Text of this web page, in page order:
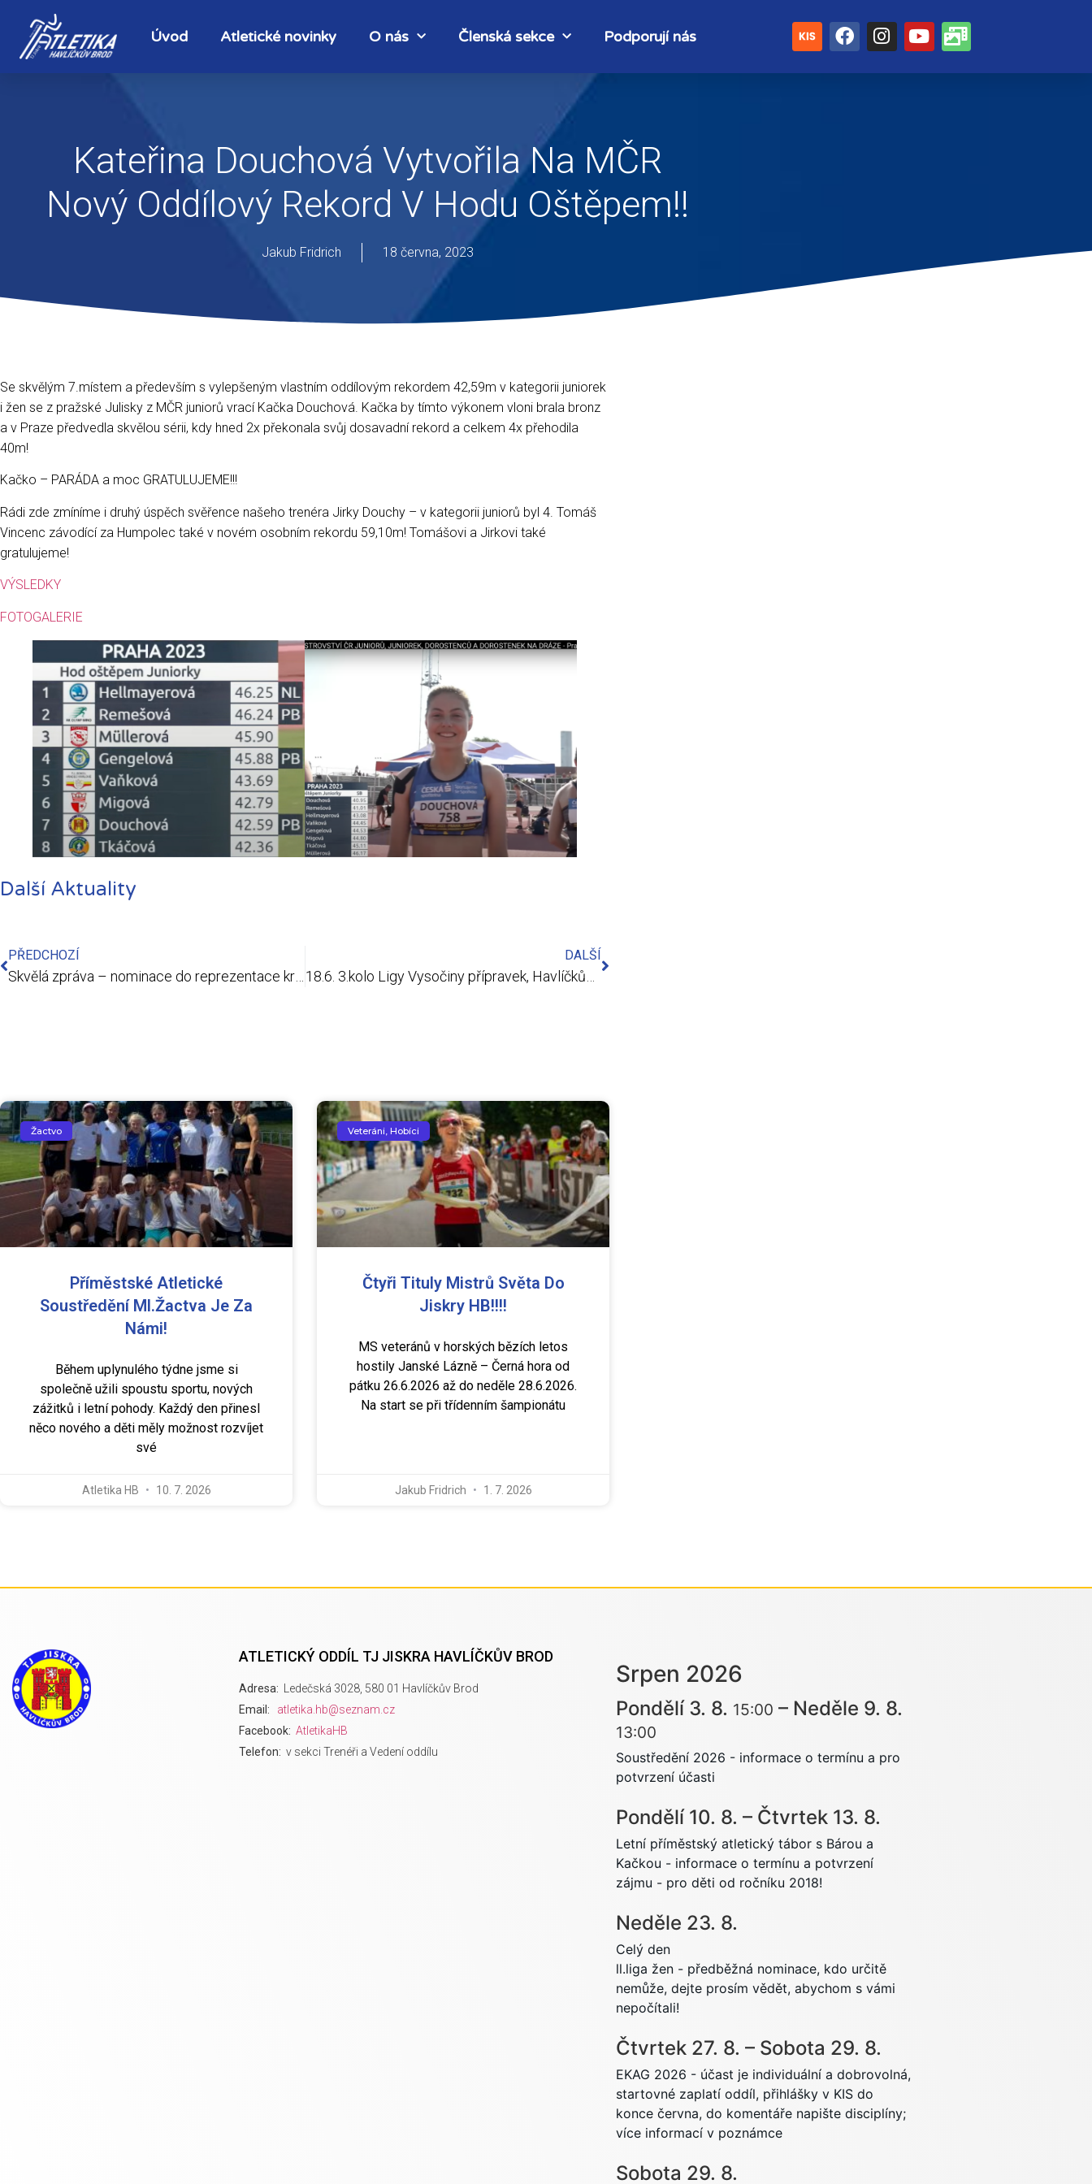
Úvod Atletické novinky O nás Členská sekce Podporují nás
Kateřina Douchová Vytvořila Na MČR
Nový Oddílový Rekord V Hodu Oštěpem!!
Jakub Fridrich 18 června, 2023
Se skvělým 7.místem a především s vylepšeným vlastním oddílovým rekordem 42,59m v kategorii juniorek
i žen se z pražské Julisky z MČR juniorů vrací Kačka Douchová. Kačka by tímto výkonem vloni brala bronz
a v Praze předvedla skvělou sérii, kdy hned 2x překonala svůj dosavadní rekord a celkem 4x přehodila
40m!
Kačko – PARÁDA a moc GRATULUJEME!!!
Rádi zde zmíníme i druhý úspěch svěřence našeho trenéra Jirky Douchy – v kategorii juniorů byl 4. Tomáš
Vincenc závodící za Humpolec také v novém osobním rekordu 59,10m! Tomášovi a Jirkovi také
gratulujeme!
VÝSLEDKY
FOTOGALERIE
Další Aktuality
PŘEDCHOZÍ
Skvělá zpráva – nominace do reprezentace kraje Vysočina!
DALŠÍ
18.6. 3.kolo Ligy Vysočiny přípravek, Havlíčkův Brod
Žactvo
Příměstské Atletické
Soustředění Ml.žactva Je Za
Námi!
Během uplynulého týdne jsme si
společně užili spoustu sportu, nových
zážitků i letní pohody. Každý den přinesl
něco nového a děti měly možnost rozvíjet
své
Atletika HB 10. 7. 2026
Veteráni, Hobíci
Čtyři Tituly Mistrů Světa Do
Jiskry HB!!!!
MS veteránů v horských bězích letos
hostily Janské Lázně – Černá hora od
pátku 26.6.2026 až do neděle 28.6.2026.
Na start se při třídenním šampionátu
Jakub Fridrich 1. 7. 2026
ATLETICKÝ ODDÍL TJ JISKRA HAVLÍČKŮV BROD
Adresa: Ledečská 3028, 580 01 Havlíčkův Brod
Email:
atletika.hb@seznam.cz
Facebook: AtletikaHB
Telefon: v sekci Trenéři a Vedení oddílu
Srpen 2026
Pondělí 3. 8. 15:00 – Neděle 9. 8.
13:00
Soustředění 2026 - informace o termínu a pro
potvrzení účasti
Pondělí 10. 8. – Čtvrtek 13. 8.
Letní příměstský atletický tábor s Bárou a
Kačkou - informace o termínu a potvrzení
zájmu - pro děti od ročníku 2018!
Neděle 23. 8.
Celý den
ll.liga žen - předběžná nominace, kdo určitě
nemůže, dejte prosím vědět, abychom s vámi
nepočítali!
Čtvrtek 27. 8. – Sobota 29. 8.
EKAG 2026 - účast je individuální a dobrovolná,
startovné zaplatí oddíl, přihlášky v KIS do
konce června, do komentáře napište disciplíny;
více informací v poznámce
Sobota 29. 8.